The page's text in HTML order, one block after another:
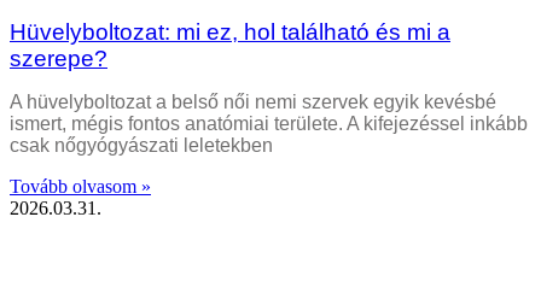
Hüvelyboltozat: mi ez, hol található és mi a
szerepe?
A hüvelyboltozat a belső női nemi szervek egyik kevésbé
ismert, mégis fontos anatómiai területe. A kifejezéssel inkább
csak nőgyógyászati leletekben
Tovább olvasom »
2026.03.31.